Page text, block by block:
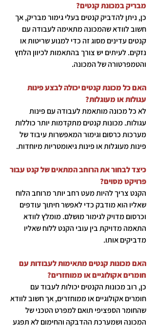
מבריק במכונת קנטים?
כן, ניתן להדביק קנטים בעלי גימור מבריק, אך
חשוב לוודא שהמכונה מתאימה לעבודה עם
קנטים עדינים מסוג זה כדי למנוע שריטות או
נזקים. לעיתים יש צורך בהתאמות לכיוון הלחץ
והטמפרטורה של המכונה.
האם כל מכונת קנטים יכולה לבצע פינות
עגולות או מעוגלות?
לא כל מכונה מותאמת לעבודה עם פינות
עגולות. מכונות קנטים מתקדמות יותר כוללות
מערכות כרסום וגימור המאפשרות עיבוד של
פינות מעוגלות או פינות גיאומטריות מיוחדות.
כיצד לבחור את הרוחב המתאים של קנט עבור
פרויקט מסוים?
הקנט צריך להיות מעט רחב יותר מרוחב הלוח
שאליו הוא מודבק כדי לאפשר חיתוך עודפים
וכרסום מדויק לגימור מושלם. מומלץ לוודא
התאמה מדויקת בין עובי הקנט ללוח שאליו
מדביקים אותו.
האם מכונות קנטים מתאימות לעבודות עם
חומרים אקולוגיים או ממוחזרים?
כן, רוב מכונות הקנטים יכולות לעבוד עם
חומרים אקולוגיים או ממוחזרים, אך חשוב לוודא
שהחומר הספציפי תואם למפרט הטכני של
המכונה ושמערכת ההדבקה והחימום לא תפגע